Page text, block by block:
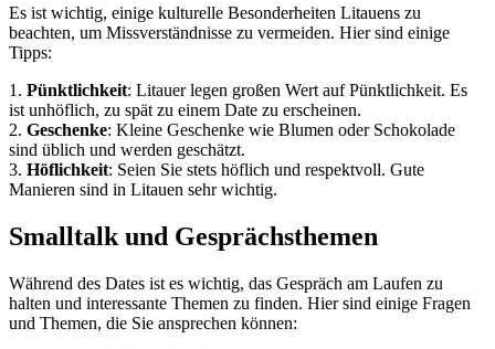
Es ist wichtig, einige kulturelle Besonderheiten Litauens zu
beachten, um Missverständnisse zu vermeiden. Hier sind einige
Tipps:
1. Pünktlichkeit: Litauer legen großen Wert auf Pünktlichkeit. Es
ist unhöflich, zu spät zu einem Date zu erscheinen.
2. Geschenke: Kleine Geschenke wie Blumen oder Schokolade
sind üblich und werden geschätzt.
3. Höflichkeit: Seien Sie stets höflich und respektvoll. Gute
Manieren sind in Litauen sehr wichtig.
Smalltalk und Gesprächsthemen
Während des Dates ist es wichtig, das Gespräch am Laufen zu
halten und interessante Themen zu finden. Hier sind einige Fragen
und Themen, die Sie ansprechen können: